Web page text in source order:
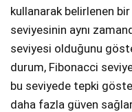
kullanarak belirlenen
seviyesinin aynı
seviyesi olduğunu
durum, Fibonacci
bu seviyede tepki
daha fazla güven